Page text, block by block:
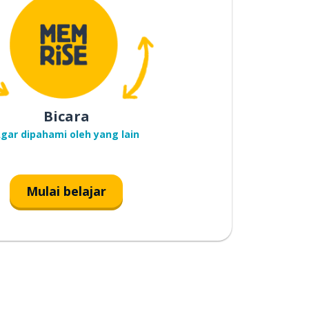
Bicara
dipahami oleh yang lain
Mulai belajar